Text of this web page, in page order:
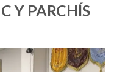
Y PARCHÍS